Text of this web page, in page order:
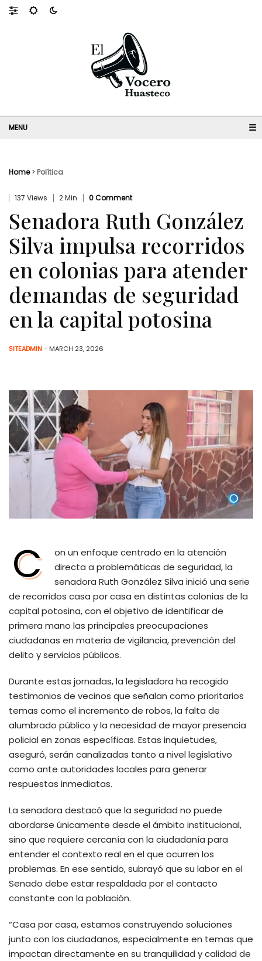
☰
Home> Política
137 Views 2 Min 0 Comment
Senadora Ruth González
Silva impulsa recorridos
en colonias para atender
demandas de seguridad
en la capital potosina
SITEADMIN- MARCH 23, 2026
C
on un enfoque centrado en la atención
directa a problemáticas de seguridad, la
senadora Ruth González Silva inició una serie
de recorridos casa por casa en distintas colonias de la
capital potosina, con el objetivo de identificar de
primera mano las principales preocupaciones
ciudadanas en materia de vigilancia, prevención del
delito y servicios públicos.
Durante estas jornadas, la legisladora ha recogido
testimonios de vecinos que señalan como prioritarios
temas como el incremento de robos, la falta de
alumbrado público y la necesidad de mayor presencia
policial en zonas específicas. Estas inquietudes,
aseguró, serán canalizadas tanto a nivel legislativo
como ante autoridades locales para generar
respuestas inmediatas.
La senadora destacó que la seguridad no puede
abordarse únicamente desde el ámbito institucional,
sino que requiere cercanía con la ciudadanía para
entender el contexto real en el que ocurren los
problemas. En ese sentido, subrayó que su labor en el
Senado debe estar respaldada por el contacto
constante con la población.
“Casa por casa, estamos construyendo soluciones
junto con los ciudadanos, especialmente en temas que
impactan directamente en su tranquilidad y calidad de